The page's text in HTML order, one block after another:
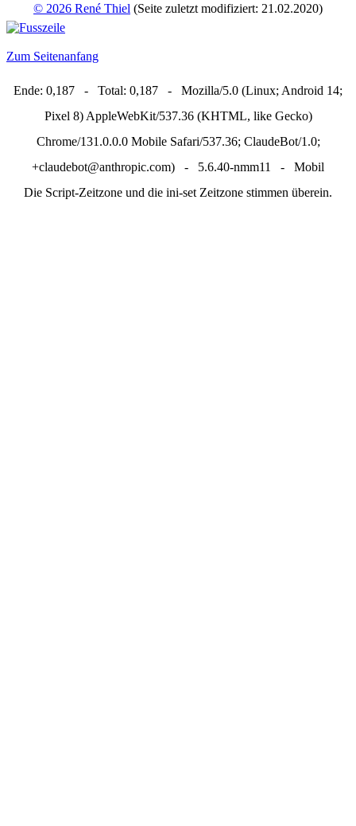
© 2026 René Thiel (Seite zuletzt modifiziert: 21.02.2020)
Zum Seitenanfang
Ende: 0,187 - Total: 0,187 - Mozilla/5.0 (Linux; Android 14;
Pixel 8) AppleWebKit/537.36 (KHTML, like Gecko)
Chrome/131.0.0.0 Mobile Safari/537.36; ClaudeBot/1.0;
+claudebot@anthropic.com) - 5.6.40-nmm11 - Mobil
Die Script-Zeitzone und die ini-set Zeitzone stimmen überein.